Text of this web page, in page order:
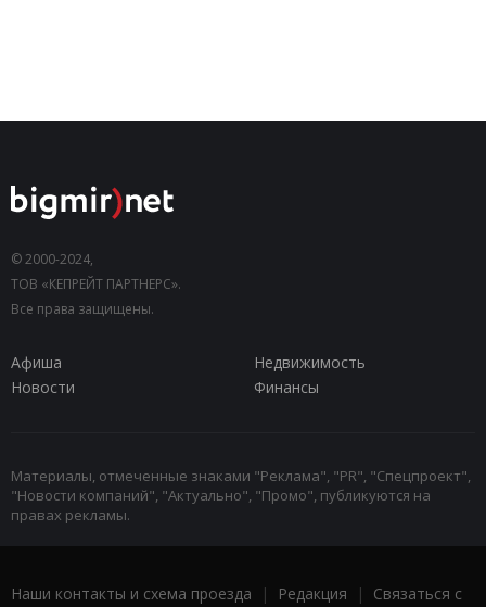
© 2000-2024,
ТОВ «КЕПРЕЙТ ПАРТНЕРС».
Все права защищены.
Афиша
Недвижимость
Новости
Финансы
Материалы, отмеченные знаками "Реклама", "PR", "Спецпроект",
"Новости компаний", "Актуально", "Промо", публикуются на
правах рекламы.
Наши контакты и схема проезда | Редакция | Связаться с